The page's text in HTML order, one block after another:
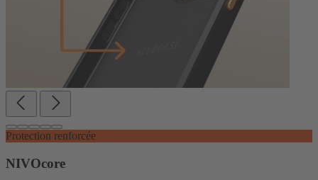
Protection renforcée
NIVOcore